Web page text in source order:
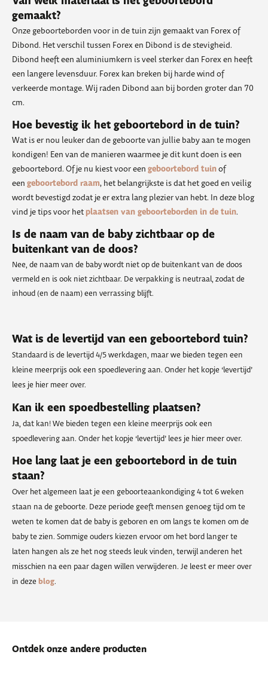
gemaakt?
Onze geboorteborden voor in de tuin zijn gemaakt van Forex of
Dibond. Het verschil tussen Forex en Dibond is de stevigheid.
Dibond heeft een aluminiumkern is veel sterker dan Forex en heeft
een langere levensduur. Forex kan breken bij harde wind of
verkeerde montage. Wij raden Dibond aan bij borden groter dan 70
cm.
Hoe bevestig ik het geboortebord in de tuin?
Wat is er nou leuker dan de geboorte van jullie baby aan te mogen
kondigen! Een van de manieren waarmee je dit kunt doen is een
geboortebord. Of je nu kiest voor een geboortebord tuinof
een geboortebord raam, het belangrijkste is dat het goed en veilig
wordt bevestigd zodat je er extra lang plezier van hebt. In deze blog
vind je tips voor hetplaatsen van geboorteborden in de tuin.
Is de naam van de baby zichtbaar op de
buitenkant van de doos?
Nee, de naam van de baby wordt niet op de buitenkant van de doos
vermeld en is ook niet zichtbaar. De verpakking is neutraal, zodat de
inhoud (en de naam) een verrassing blijft.
Wat is de levertijd van een geboortebord tuin?
Standaard is de levertijd 4/5 werkdagen, maar we bieden tegen een
kleine meerprijs ook een spoedlevering aan. Onder het kopje ‘levertijd’
lees je hier meer over.
Kan ik een spoedbestelling plaatsen?
Ja, dat kan! We bieden tegen een kleine meerprijs ook een
spoedlevering aan. Onder het kopje ‘levertijd’ lees je hier meer over.
Hoe lang laat je een geboortebord in de tuin
staan?
Over het algemeen laat je een geboorteaankondiging 4 tot 6 weken
staan na de geboorte. Deze periode geeft mensen genoeg tijd om te
weten te komen dat de baby is geboren en om langs te komen om de
baby te zien. Sommige ouders kiezen ervoor om het bord langer te
laten hangen als ze het nog steeds leuk vinden, terwijl anderen het
misschien na een paar dagen willen verwijderen. Je leest er meer over
in deze blog.
Ontdek onze andere producten